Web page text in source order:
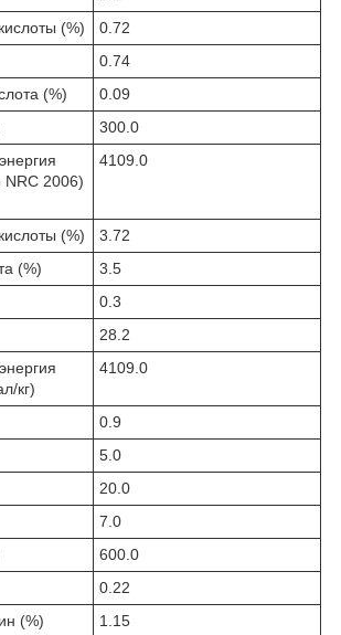
(%)
0.72
0.74
(%)
0.09
300.0
NRC 2006)
4109.0
(%)
3.72
(%)
3.5
0.3
28.2
кг)
4109.0
0.9
5.0
20.0
7.0
600.0
0.22
(%)
1.15